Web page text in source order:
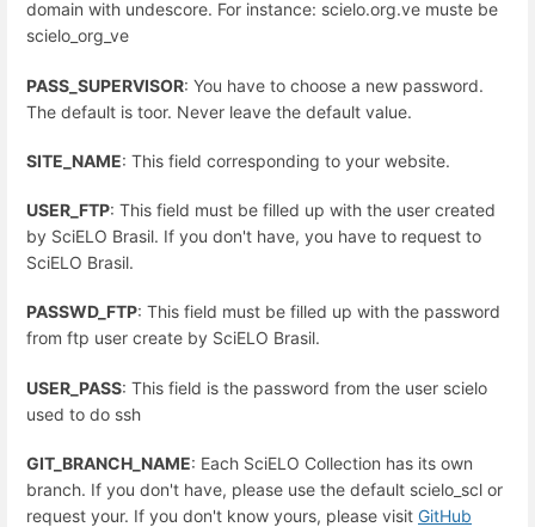
domain with undescore. For instance: scielo.org.ve muste be
scielo_org_ve
PASS_SUPERVISOR: You have to choose a new password.
The default is toor. Never leave the default value.
SITE_NAME: This field corresponding to your website.
USER_FTP: This field must be filled up with the user created
by SciELO Brasil. If you don't have, you have to request to
SciELO Brasil.
PASSWD_FTP: This field must be filled up with the password
from ftp user create by SciELO Brasil.
USER_PASS: This field is the password from the user scielo
used to do ssh
GIT_BRANCH_NAME: Each SciELO Collection has its own
branch. If you don't have, please use the default scielo_scl or
request your. If you don't know yours, please visit GitHub